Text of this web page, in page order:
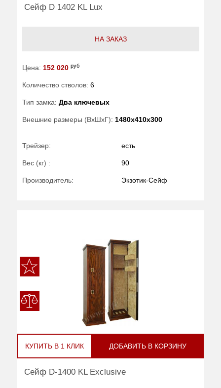
Сейф D 1402 KL Lux
НА ЗАКАЗ
Цена: 152 020 руб
Количество стволов: 6
Тип замка: Два ключевых
Внешние размеры (ВхШхГ): 1480x410x300
Трейзер: есть
Вес (кг) : 90
Производитель: Экзотик-Сейф
КУПИТЬ В 1 КЛИК ДОБАВИТЬ В КОРЗИНУ
Сейф D-1400 KL Exclusive